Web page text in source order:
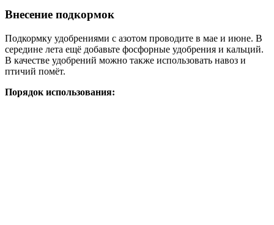
Внесение подкормок
Подкормку удобрениями с азотом проводите в мае и июне. В
середине лета ещё добавьте фосфорные удобрения и кальций.
В качестве удобрений можно также использовать навоз и
птичий помёт.
Порядок использования: